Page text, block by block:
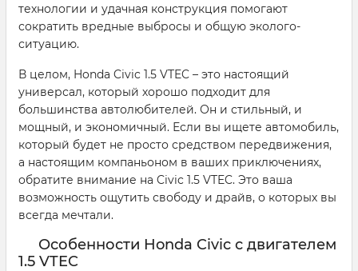
технологии и удачная конструкция помогают
сократить вредные выбросы и общую эколого-
ситуацию.
В целом, Honda Civic 1.5 VTEC – это настоящий
универсал, который хорошо подходит для
большинства автолюбителей. Он и стильный, и
мощный, и экономичный. Если вы ищете автомобиль,
который будет не просто средством передвижения,
а настоящим компаньоном в ваших приключениях,
обратите внимание на Civic 1.5 VTEC. Это ваша
возможность ощутить свободу и драйв, о которых вы
всегда мечтали.
Особенности Honda Civic с двигателем
1.5 VTEC